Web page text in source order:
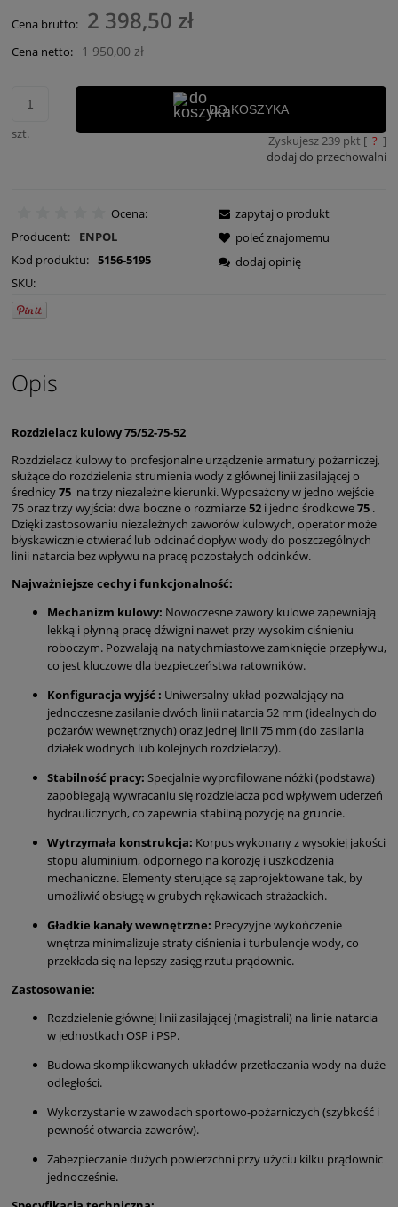
Cena brutto: 2 398,50 zł
Cena netto: 1 950,00 zł
szt.
DO KOSZYKA
Zyskujesz239pkt [ ? ]
dodaj do przechowalni
Ocena:
Producent:
ENPOL
Kod produktu: 5156-5195
SKU:
zapytaj o produkt
poleć znajomemu
dodaj opinię
Opis
Rozdzielacz kulowy 75/52-75-52
Rozdzielacz kulowy to profesjonalne urządzenie armatury pożarniczej,
służące do rozdzielenia strumienia wody z głównej linii zasilającej o
średnicy75 na trzy niezależne kierunki. Wyposażony w jedno wejście
75 oraz trzy wyjścia: dwa boczne o rozmiarze52 i jedno środkowe75 .
Dzięki zastosowaniu niezależnych zaworów kulowych, operator może
błyskawicznie otwierać lub odcinać dopływ wody do poszczególnych
linii natarcia bez wpływu na pracę pozostałych odcinków.
Najważniejsze cechy i funkcjonalność:
Mechanizm kulowy: Nowoczesne zawory kulowe zapewniają
lekką i płynną pracę dźwigni nawet przy wysokim ciśnieniu
roboczym. Pozwalają na natychmiastowe zamknięcie przepływu,
co jest kluczowe dla bezpieczeństwa ratowników.
Konfiguracja wyjść : Uniwersalny układ pozwalający na
jednoczesne zasilanie dwóch linii natarcia 52 mm (idealnych do
pożarów wewnętrznych) oraz jednej linii 75 mm (do zasilania
działek wodnych lub kolejnych rozdzielaczy).
Stabilność pracy: Specjalnie wyprofilowane nóżki (podstawa)
zapobiegają wywracaniu się rozdzielacza pod wpływem uderzeń
hydraulicznych, co zapewnia stabilną pozycję na gruncie.
Wytrzymała konstrukcja: Korpus wykonany z wysokiej jakości
stopu aluminium, odpornego na korozję i uszkodzenia
mechaniczne. Elementy sterujące są zaprojektowane tak, by
umożliwić obsługę w grubych rękawicach strażackich.
Gładkie kanały wewnętrzne: Precyzyjne wykończenie
wnętrza minimalizuje straty ciśnienia i turbulencje wody, co
przekłada się na lepszy zasięg rzutu prądownic.
Zastosowanie:
Rozdzielenie głównej linii zasilającej (magistrali) na linie natarcia
w jednostkach OSP i PSP.
Budowa skomplikowanych układów przetłaczania wody na duże
odległości.
Wykorzystanie w zawodach sportowo-pożarniczych (szybkość i
pewność otwarcia zaworów).
Zabezpieczanie dużych powierzchni przy użyciu kilku prądownic
jednocześnie.